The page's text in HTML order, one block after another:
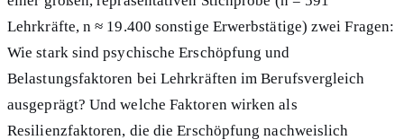
Lehrkräfte, n ≈ 19.400 sonstige Erwerbstätige) zwei Fragen:
Wie stark sind psychische Erschöpfung und
Belastungsfaktoren bei Lehrkräften im Berufsvergleich
ausgeprägt? Und welche Faktoren wirken als
Resilienzfaktoren, die die Erschöpfung nachweislich